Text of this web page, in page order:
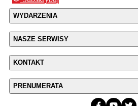
WYDARZENIA
NASZE SERWISY
KONTAKT
PRENUMERATA